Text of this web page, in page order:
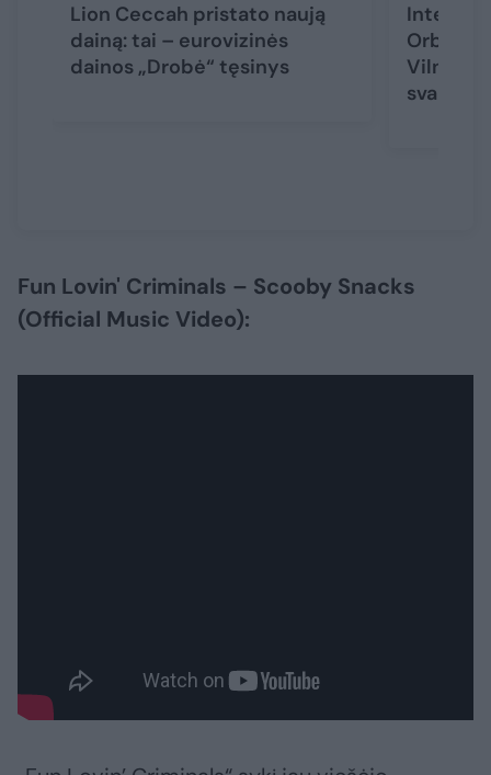
Lion Ceccah pristato naują
dainą: tai – eurovizinės
dainos „Drobė“ tęsinys
Vilniuje:
svarbų
Fun Lovin' Criminals – Scooby Snacks
(Official Music Video):